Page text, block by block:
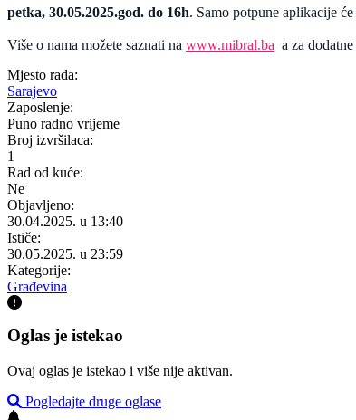
petka, 30.05.2025.god. do 16h. Samo potpune aplikacije
Više o nama možete saznati na www.mibral.ba a za
Mjesto rada:
Sarajevo
Zaposlenje:
Puno radno vrijeme
Broj izvršilaca:
1
Rad od kuće:
Ne
Objavljeno:
30.04.2025. u 13:40
Ističe:
30.05.2025. u 23:59
Kategorije:
Građevina
Oglas je istekao
Ovaj oglas je istekao i više nije aktivan.
Pogledajte druge oglase